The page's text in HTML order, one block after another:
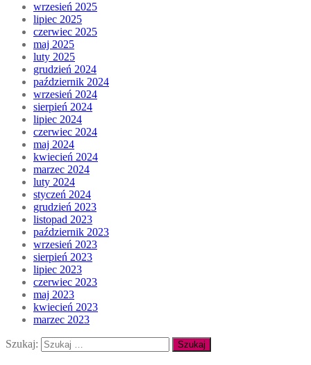
wrzesień 2025
lipiec 2025
czerwiec 2025
maj 2025
luty 2025
grudzień 2024
październik 2024
wrzesień 2024
sierpień 2024
lipiec 2024
czerwiec 2024
maj 2024
kwiecień 2024
marzec 2024
luty 2024
styczeń 2024
grudzień 2023
listopad 2023
październik 2023
wrzesień 2023
sierpień 2023
lipiec 2023
czerwiec 2023
maj 2023
kwiecień 2023
marzec 2023
Szukaj: